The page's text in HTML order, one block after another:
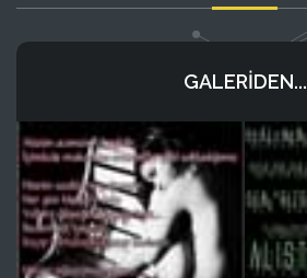
GALERIDEN...